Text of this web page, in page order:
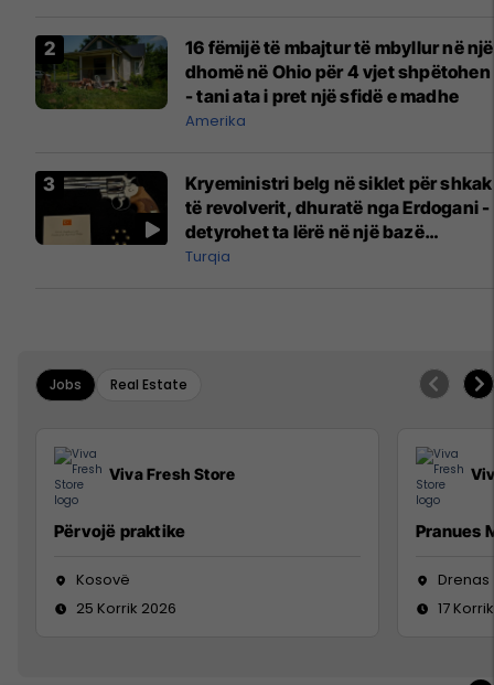
16 fëmijë të mbajtur të mbyllur në një
dhomë në Ohio për 4 vjet shpëtohen
- tani ata i pret një sfidë e madhe
Amerika
Kryeministri belg në siklet për shkak
të revolverit, dhuratë nga Erdogani -
detyrohet ta lërë në një bazë
ushtarake
Turqia
Jobs Real Estate
Viva Fresh Store
Përvojë praktike
Kosovë
25 Korrik 2026
Pranues
Drenas
17